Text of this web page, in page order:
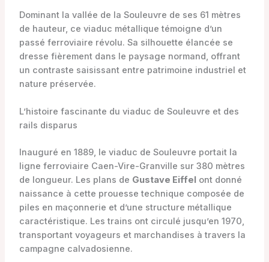
Dominant la vallée de la Souleuvre de ses 61 mètres
de hauteur, ce viaduc métallique témoigne d’un
passé ferroviaire révolu. Sa silhouette élancée se
dresse fièrement dans le paysage normand, offrant
un contraste saisissant entre patrimoine industriel et
nature préservée.
L’histoire fascinante du viaduc de Souleuvre et des
rails disparus
Inauguré en 1889, le viaduc de Souleuvre portait la
ligne ferroviaire Caen-Vire-Granville sur 380 mètres
de longueur. Les plans de Gustave Eiffel ont donné
naissance à cette prouesse technique composée de
piles en maçonnerie et d’une structure métallique
caractéristique. Les trains ont circulé jusqu’en 1970,
transportant voyageurs et marchandises à travers la
campagne calvadosienne.